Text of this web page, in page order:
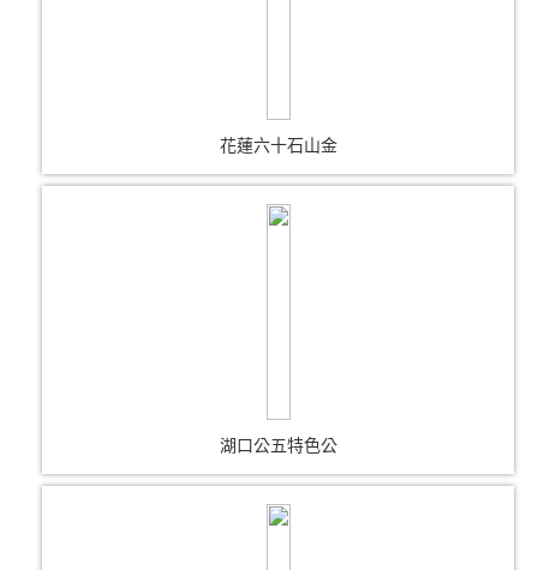
花蓮六十石山金
湖口公五特色公